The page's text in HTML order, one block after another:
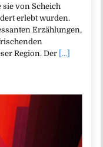
von Scheich
erlebt wurden.
Erzählungen,
Region. Der [...]